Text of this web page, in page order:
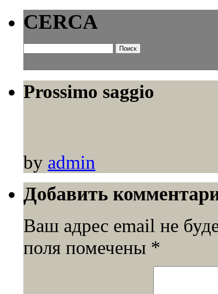
CERCA
Prossimo saggio
by admin
Добавить
Ваш адрес email не
поля помечены *